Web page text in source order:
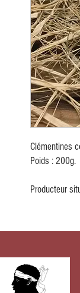
Clémentines
Poids : 200g.
Producteur